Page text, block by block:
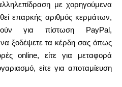
με χορηγούμενα
επαρκής αριθμός κερμάτων,
για πίστωση PayPal,
να ξοδέψετε τα κέρδη σας όπως
online, είτε για μεταφορά
είτε για αποταμίευση